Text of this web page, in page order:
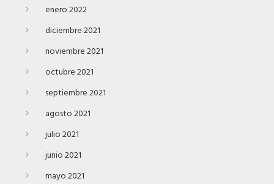
enero 2022
diciembre 2021
noviembre 2021
octubre 2021
septiembre 2021
agosto 2021
julio 2021
junio 2021
mayo 2021